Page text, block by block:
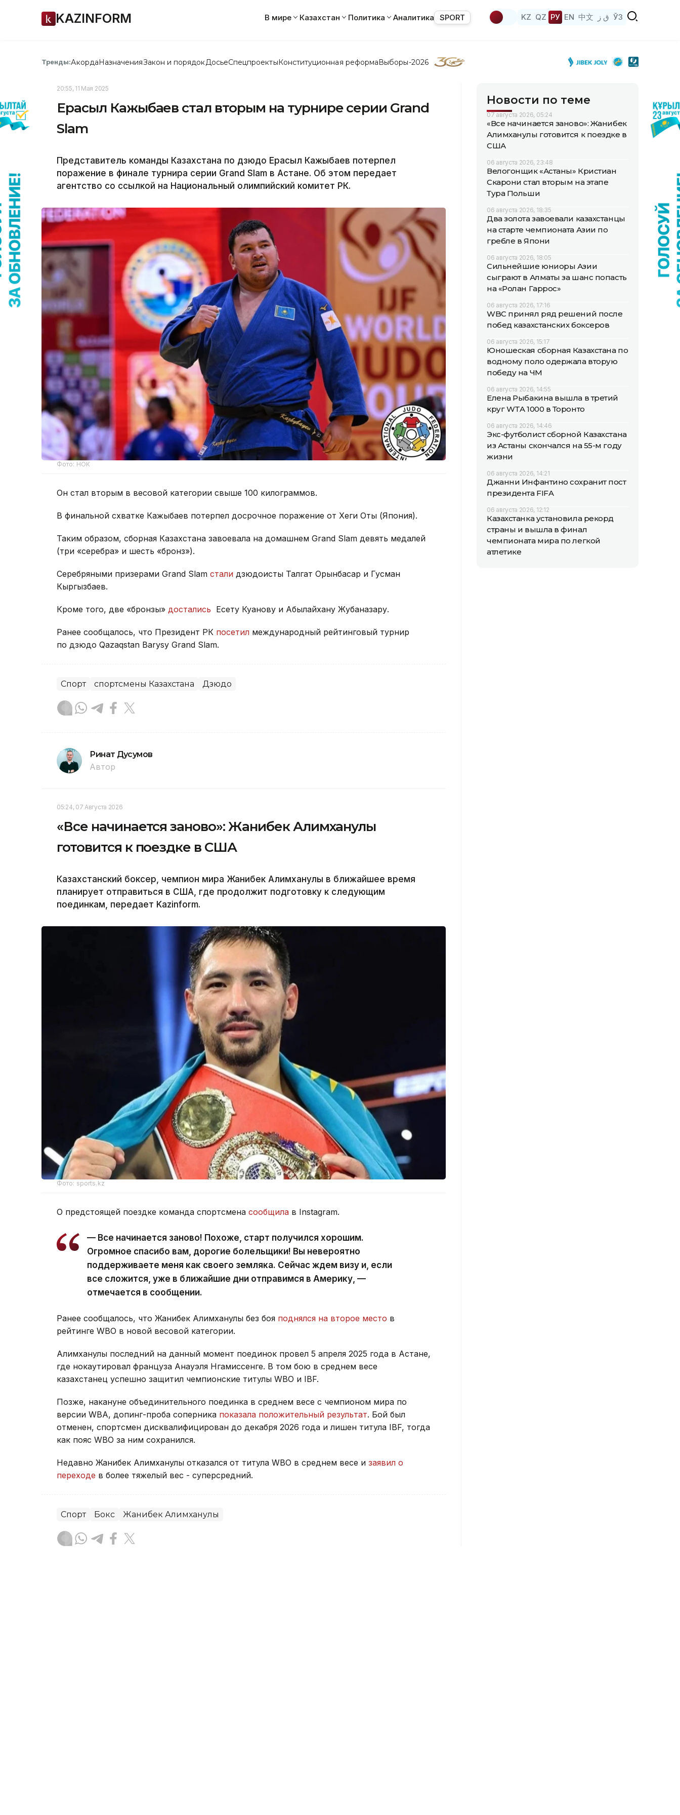
KAZINFORM В мире Казахстан Политика Аналитика SPORT KZ QZ РУ EN 中文 ق ز ЎЗ
Тренды:АкордаНазначенияЗакон и порядок ДосьеСпецпроектыКонституционная реформаВыборы-2026
20:55, 11 Мая 2025
Ерасыл Кажыбаев стал вторым на турнире серии Grand
Slam
Представитель команды Казахстана по дзюдо Ерасыл Кажыбаев потерпел
поражение в финале турнира серии Grand Slam в Астане. Об этом передает
агентство со ссылкой на Национальный олимпийский комитет РК.
Фото: НОК
Он стал вторым в весовой категории свыше 100 килограммов.
В финальной схватке Кажыбаев потерпел досрочное поражение от Хеги Оты (Япония).
Таким образом, сборная Казахстана завоевала на домашнем Grand Slam девять медалей
(три «серебра» и шесть «бронз»).
Серебряными призерами Grand Slam стали дзюдоисты Талгат Орынбасар и Гусман
Кыргызбаев.
Кроме того, две «бронзы» достались Есету Куанову и Абылайхану Жубаназару.
Ранее сообщалось, что Президент РК посетил международный рейтинговый турнир
по дзюдо Qazaqstan Barysy Grand Slam.
Спорт спортсмены Казахстана Дзюдо
Ринат Дусумов
Автор
05:24, 07 Августа 2026
«Все начинается заново»: Жанибек Алимханулы
готовится к поездке в США
Казахстанский боксер, чемпион мира Жанибек Алимханулы в ближайшее время
планирует отправиться в США, где продолжит подготовку к следующим
поединкам, передает Kazinform.
Фото: sports.kz
О предстоящей поездке команда спортсмена сообщила в Instagram.
— Все начинается заново! Похоже, старт получился хорошим.
Огромное спасибо вам, дорогие болельщики! Вы невероятно
поддерживаете меня как своего земляка. Сейчас ждем визу и, если
все сложится, уже в ближайшие дни отправимся в Америку, —
отмечается в сообщении.
Ранее сообщалось, что Жанибек Алимханулы без боя поднялся на второе место в
рейтинге WBO в новой весовой категории.
Алимханулы последний на данный момент поединок провел 5 апреля 2025 года в Астане,
где нокаутировал француза Анауэля Нгамиссенге. В том бою в среднем весе
казахстанец успешно защитил чемпионские титулы WBO и IBF.
Позже, накануне объединительного поединка в среднем весе с чемпионом мира по
версии WBA, допинг-проба соперника показала положительный результат. Бой был
отменен, спортсмен дисквалифицирован до декабря 2026 года и лишен титула IBF, тогда
как пояс WBO за ним сохранился.
Недавно Жанибек Алимханулы отказался от титула WBO в среднем весе и заявил о
переходе в более тяжелый вес - суперсредний.
Спорт Бокс Жанибек Алимханулы
Новости по теме
07 августа 2026, 05:24
«Все начинается заново»: Жанибек
Алимханулы готовится к поездке в
США
06 августа 2026, 23:48
Велогонщик «Астаны» Кристиан
Скарони стал вторым на этапе
Тура Польши
06 августа 2026, 18:35
Два золота завоевали казахстанцы
на старте чемпионата Азии по
гребле в Япони
06 августа 2026, 18:05
Сильнейшие юниоры Азии
сыграют в Алматы за шанс попасть
на «Ролан Гаррос»
06 августа 2026, 17:16
WBC принял ряд решений после
побед казахстанских боксеров
06 августа 2026, 15:17
Юношеская сборная Казахстана по
водному поло одержала вторую
победу на ЧМ
06 августа 2026, 14:55
Елена Рыбакина вышла в третий
круг WTA 1000 в Торонто
06 августа 2026, 14:46
Экс-футболист сборной Казахстана
из Астаны скончался на 55-м году
жизни
06 августа 2026, 14:21
Джанни Инфантино сохранит пост
президента FIFA
06 августа 2026, 12:12
Казахстанка установила рекорд
страны и вышла в финал
чемпионата мира по легкой
атлетике